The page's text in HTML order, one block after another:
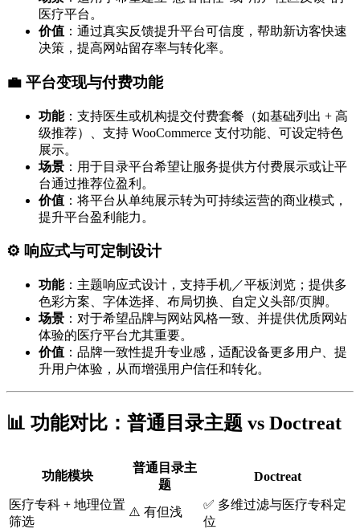
医疗平台。
价值 ：通过真实反馈提升平台可信度，帮助新访客快速
决策，提高网站留存率与转化率。
💼 平台变现与付费功能
功能：支持医生或机构提交付费套餐（如基础列出 + 高
级推荐）、支持 WooCommerce 支付功能、可设定特色
展示。
场景 ：用于目录平台希望让服务提供方付费展示或让平
台通过推荐位盈利。
价值 ：将平台从单纯展示转为可持续运营的商业模式，
提升平台盈利能力。
⚙️ 响应式与可定制设计
功能：主题响应式设计，支持手机／平板浏览；提供多
色彩方案、字体选择、布局切换、自定义头部/页脚。
场景 ：对于希望品牌与网站风格一致、并提供优质网站
体验的医疗平台尤其重要。
价值 ：品牌一致性提升专业感，适配设备更多用户、提
升用户体验，从而增强用户信任和转化。
📊 功能对比：普通目录主题 vs Doctreat
功能模块
普通目录主
题
Doctreat
医疗专科 + 地理位置
筛选
⚠️ 有但浅
✅ 多维过滤与医疗专科定
位